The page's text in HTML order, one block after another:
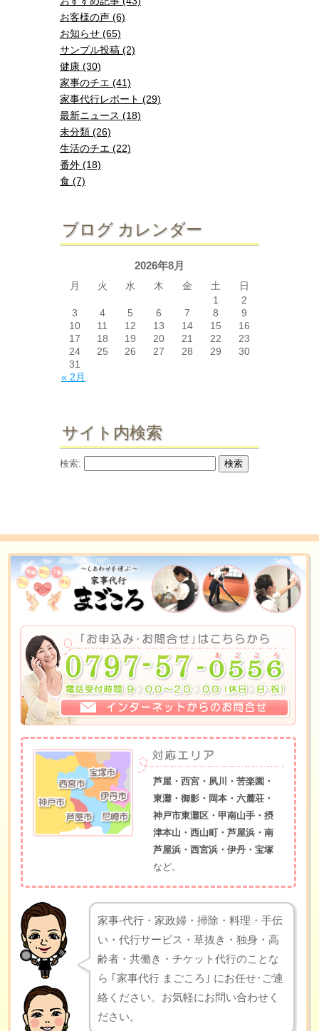
お客様の声 (6)
お知らせ (65)
サンプル投稿 (2)
健康 (30)
家事のチエ (41)
家事代行レポート (29)
最新ニュース (18)
未分類 (26)
生活のチエ (22)
番外 (18)
食 (7)
ブログ カレンダー
2026年8月
月
火 水 木 金 土 日
« 2月
1
2
3
4 5 6 7 8
9
10
11 12 13 14 15
16
17
18 19 20 21 22
23
24
25 26 27 28 29
30
31
サイト内検索
検索:
芦屋・西宮・夙川・苦楽園・
東灘・御影・岡本・六麓荘・
神戸市東灘区・甲南山手・摂
津本山・西山町・芦屋浜・南
芦屋浜・西宮浜・伊丹・宝塚
など。
家事-代行・家政婦・掃除・料理・手伝
い・代行サービス・草抜き・独身・高
齢者・共働き・チケット代行のことな
ら ｢家事代行 まごころ｣ にお任せ･ご連
絡ください。お気軽にお問い合わせく
ださい。